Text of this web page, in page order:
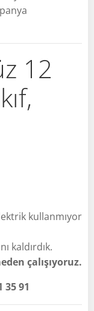
12
kullanmıyor
kaldırdık.
çalışıyoruz.
35 91